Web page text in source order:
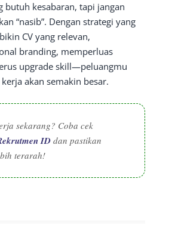
butuh kesabaran, tapi jangan
“nasib”. Dengan strategi yang
CV yang relevan,
branding, memperluas
upgrade skill—peluangmu
akan semakin besar.
sekarang? Coba cek
ID dan pastikan
terarah!